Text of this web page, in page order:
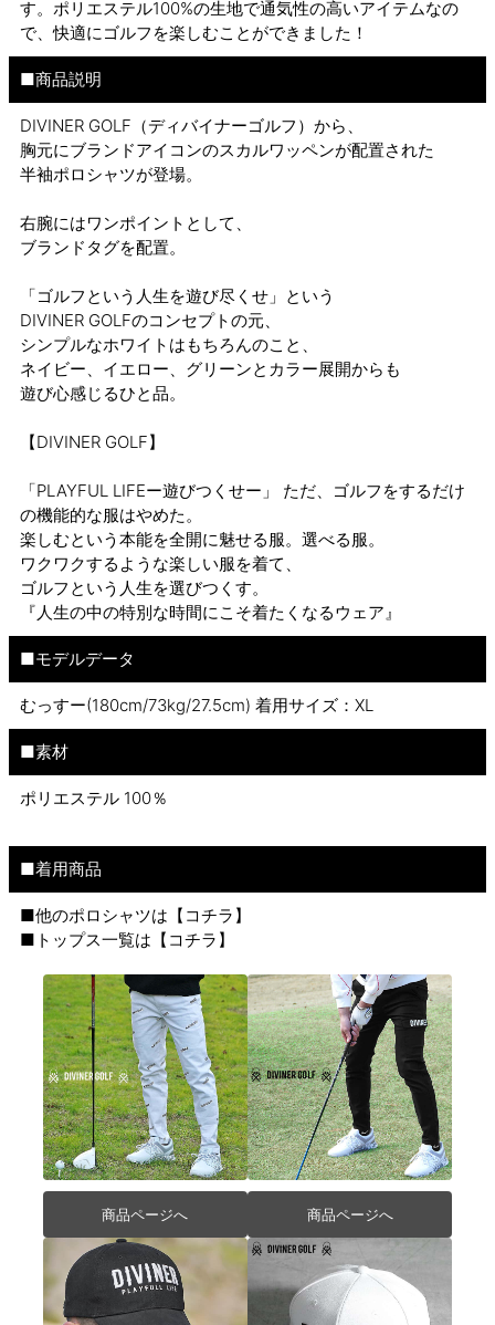
す。ポリエステル100%の生地で通気性の高いアイテムなの
で、快適にゴルフを楽しむことができました！
■商品説明
DIVINER GOLF（ディバイナーゴルフ）から、
胸元にブランドアイコンのスカルワッペンが配置された
半袖ポロシャツが登場。
右腕にはワンポイントとして、
ブランドタグを配置。
「ゴルフという人生を遊び尽くせ」という
DIVINER GOLFのコンセプトの元、
シンプルなホワイトはもちろんのこと、
ネイビー、イエロー、グリーンとカラー展開からも
遊び心感じるひと品。
【DIVINER GOLF】
「PLAYFUL LIFEー遊びつくせー」 ただ、ゴルフをするだけ
の機能的な服はやめた。
楽しむという本能を全開に魅せる服。選べる服。
ワクワクするような楽しい服を着て、
ゴルフという人生を選びつくす。
『人生の中の特別な時間にこそ着たくなるウェア』
■モデルデータ
むっすー(180cm/73kg/27.5cm) 着用サイズ：XL
■素材
ポリエステル 100％
■着用商品
■他のポロシャツは【 コチラ 】
■トップス一覧は【 コチラ 】
商品ページへ 商品ページへ